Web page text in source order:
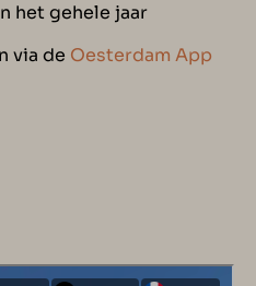
het gehele jaar
via de Oesterdam App